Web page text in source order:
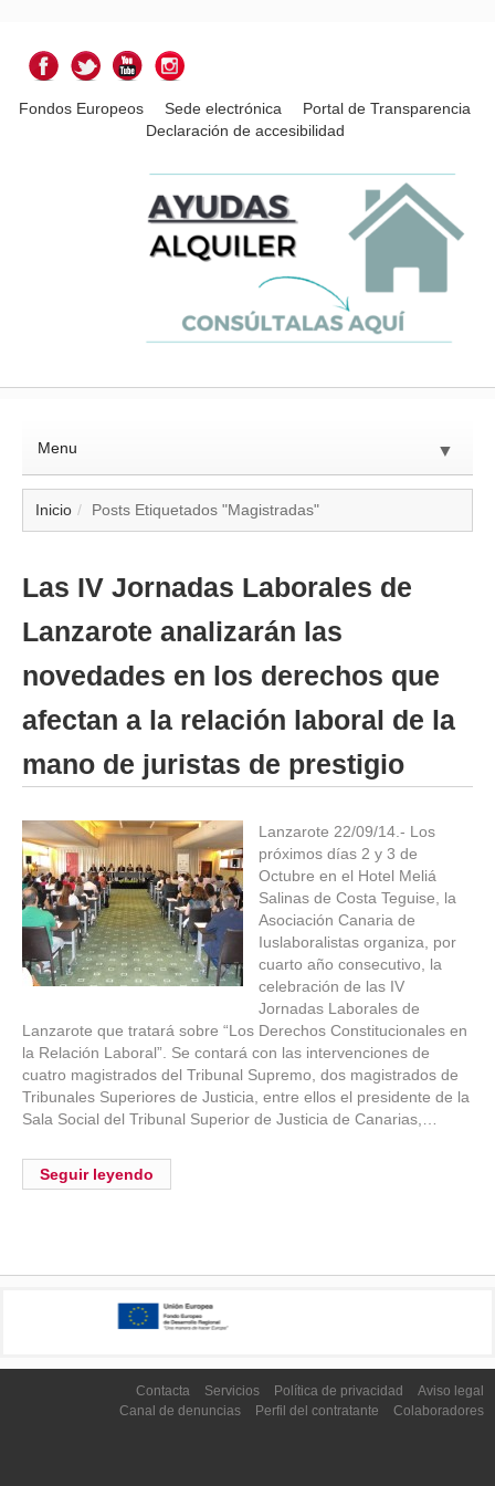
Fondos Europeos Sede electrónica
Portal de Transparencia
Declaración de accesibilidad
Menu ▼
▼
▼
▼
Inicio Posts Etiquetados "Magistradas"
Las IV Jornadas Laborales de
Lanzarote analizarán las
novedades en los derechos que
afectan a la relación laboral de la
mano de juristas de prestigio
Lanzarote 22/09/14.- Los
próximos días 2 y 3 de
Octubre en el Hotel Meliá
Salinas de Costa Teguise, la
Asociación Canaria de
Iuslaboralistas organiza, por
cuarto año consecutivo, la
celebración de las IV
Jornadas Laborales de
Lanzarote que tratará sobre “Los Derechos Constitucionales en
la Relación Laboral”. Se contará con las intervenciones de
cuatro magistrados del Tribunal Supremo, dos magistrados de
Tribunales Superiores de Justicia, entre ellos el presidente de la
Sala Social del Tribunal Superior de Justicia de Canarias,…
Seguir leyendo
Contacta Servicios Política de privacidad
Aviso legal
Canal de denuncias
Perfil del contratante Colaboradores